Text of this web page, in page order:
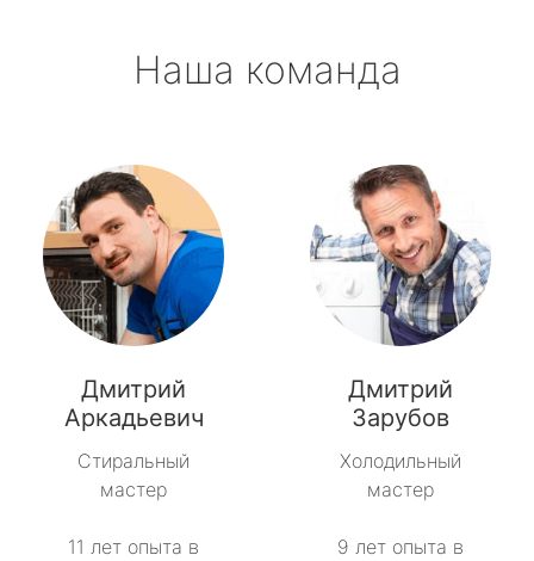
Наша команда
Дмитрий
Аркадьевич
Стиральный
мастер
11 лет опыта в
Дмитрий
Зарубов
Холодильный
мастер
9 лет опыта в